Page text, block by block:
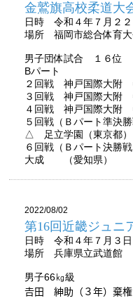
金鷲旗高校柔道大
日時 令和４年７月２２
場所 福岡市総合体育大
男子団体試合 １６位
Bパート
２回戦 神戸国際大
３回戦 神戸国際大
４回戦 神戸国際大
５回戦（Ｂパート準
△ 足立学園（東京都）
６回戦（Ｂパート
大成 （愛知県）
2022/08/02
第16回近畿ジュニ
日時 令和４年７月３日
場所 兵庫県立武道館
男子66㎏級
𠮷田 紳助（３年）棄権